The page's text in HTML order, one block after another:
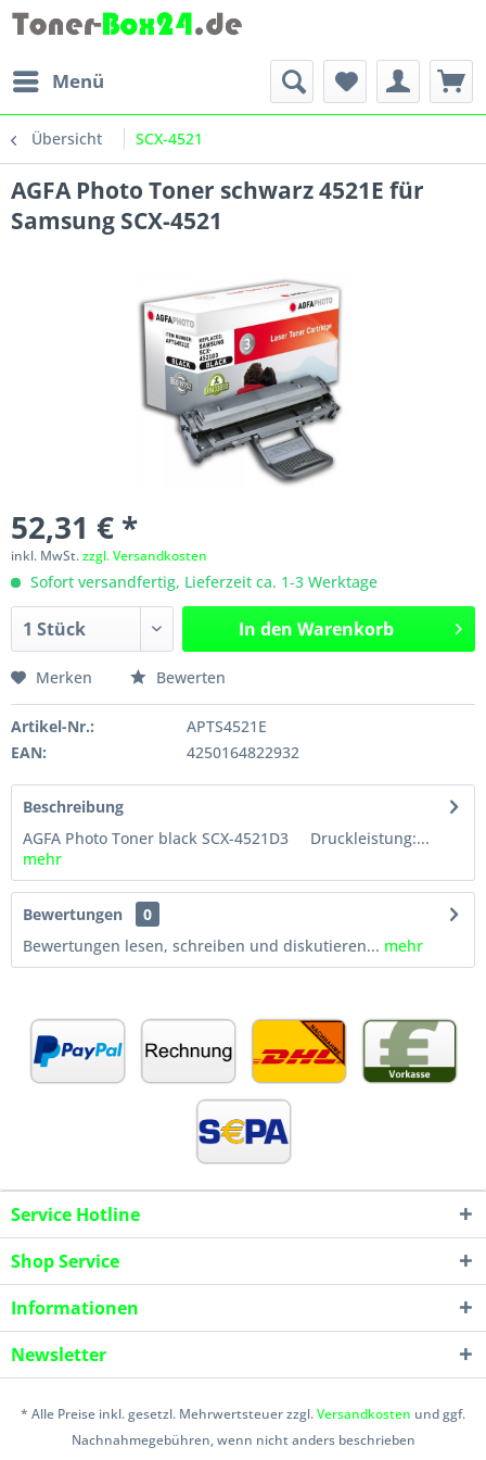
Menü
Übersicht SCX-4521
AGFA Photo Toner schwarz 4521E für
Samsung SCX-4521
52,31 € *
inkl. MwSt.zzgl. Versandkosten
Sofort versandfertig, Lieferzeit ca. 1-3 Werktage
In den Warenkorb
Merken Bewerten
Artikel-Nr.:
APTS4521E
EAN:
4250164822932
Beschreibung
AGFA Photo Toner black SCX-4521D3 Druckleistung:...
mehr
Bewertungen
0
Bewertungen lesen, schreiben und diskutieren... mehr
Service Hotline
Shop Service
Informationen
Newsletter
* Alle Preise inkl. gesetzl. Mehrwertsteuer zzgl.Versandkosten und ggf.
Nachnahmegebühren, wenn nicht anders beschrieben